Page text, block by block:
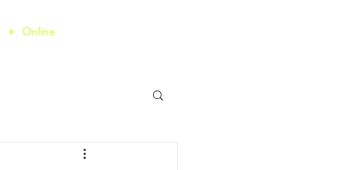
Online